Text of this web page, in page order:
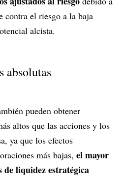
contra el riesgo a la baja
alcista.
absolutas
pueden obtener
altos que las acciones y los
ya que los efectos
más bajas, el mayor
de liquidez estratégica